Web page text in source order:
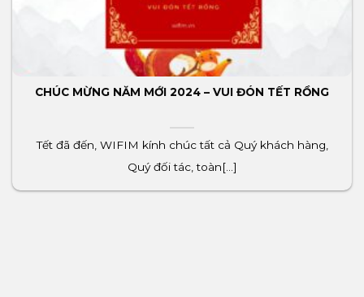
CHÚC MỪNG NĂM MỚI 2024 – VUI ĐÓN TẾT RỒNG
Tết đã đến, WIFIM kính chúc tất cả Quý khách hàng,
Quý đối tác, toàn[...]